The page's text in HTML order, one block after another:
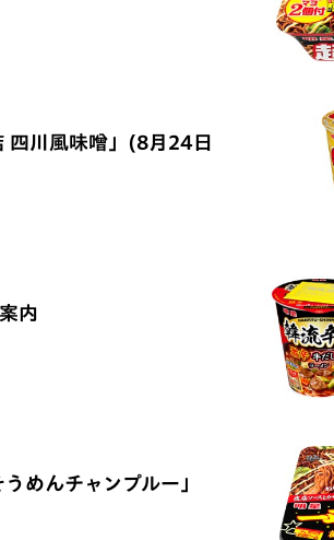
四川風味噌」(8月24日
内
めんチャンプルー」